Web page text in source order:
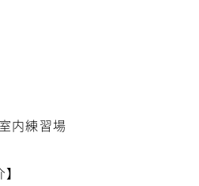
内練習場